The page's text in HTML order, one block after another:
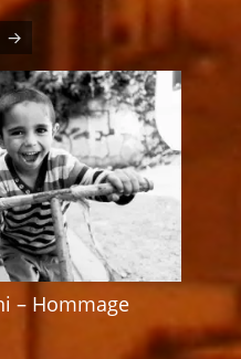
– Hommage